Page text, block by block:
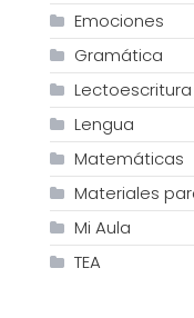
Emociones
Gramática
Lectoescritura
Lengua
Matemáticas
Materiales
Mi Aula
TEA